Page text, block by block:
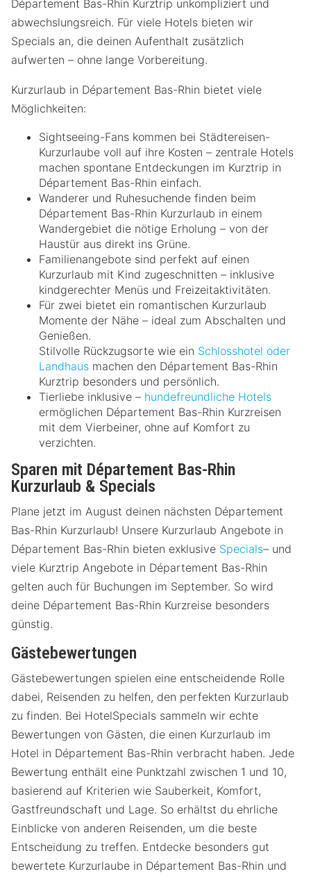
Département Bas-Rhin Kurztrip unkompliziert und
abwechslungsreich. Für viele Hotels bieten wir
Specials an, die deinen Aufenthalt zusätzlich
aufwerten – ohne lange Vorbereitung.
Kurzurlaub in Département Bas-Rhin bietet viele
Möglichkeiten:
Sightseeing-Fans kommen bei Städtereisen-
Kurzurlaube voll auf ihre Kosten – zentrale Hotels
machen spontane Entdeckungen im Kurztrip in
Département Bas-Rhin einfach.
Wanderer und Ruhesuchende finden beim
Département Bas-Rhin Kurzurlaub in einem
Wandergebiet die nötige Erholung – von der
Haustür aus direkt ins Grüne.
Familienangebote sind perfekt auf einen
Kurzurlaub mit Kind zugeschnitten – inklusive
kindgerechter Menüs und Freizeitaktivitäten.
Für zwei bietet ein romantischen Kurzurlaub
Momente der Nähe – ideal zum Abschalten und
Genießen.
Stilvolle Rückzugsorte wie ein Schlosshotel oder
Landhaus machen den Département Bas-Rhin
Kurztrip besonders und persönlich.
Tierliebe inklusive – hundefreundliche Hotels
ermöglichen Département Bas-Rhin Kurzreisen
mit dem Vierbeiner, ohne auf Komfort zu
verzichten.
Sparen mit Département Bas-Rhin
Kurzurlaub & Specials
Plane jetzt im August deinen nächsten Département
Bas-Rhin Kurzurlaub! Unsere Kurzurlaub Angebote in
Département Bas-Rhin bieten exklusive Specials– und
viele Kurztrip Angebote in Département Bas-Rhin
gelten auch für Buchungen im September. So wird
deine Département Bas-Rhin Kurzreise besonders
günstig.
Gästebewertungen
Gästebewertungen spielen eine entscheidende Rolle
dabei, Reisenden zu helfen, den perfekten Kurzurlaub
zu finden. Bei HotelSpecials sammeln wir echte
Bewertungen von Gästen, die einen Kurzurlaub im
Hotel in Département Bas-Rhin verbracht haben. Jede
Bewertung enthält eine Punktzahl zwischen 1 und 10,
basierend auf Kriterien wie Sauberkeit, Komfort,
Gastfreundschaft und Lage. So erhältst du ehrliche
Einblicke von anderen Reisenden, um die beste
Entscheidung zu treffen. Entdecke besonders gut
bewertete Kurzurlaube in Département Bas-Rhin und